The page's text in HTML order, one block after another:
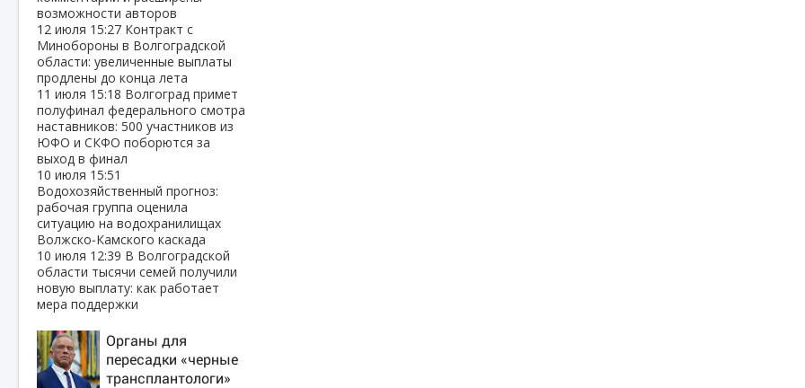
возможности авторов
12 июля 15:27 Контракт с
Минобороны в Волгоградской
области: увеличенные выплаты
продлены до конца лета
11 июля 15:18 Волгоград примет
полуфинал федерального смотра
наставников: 500 участников из
ЮФО и СКФО поборются за
выход в финал
10 июля 15:51
Водохозяйственный прогноз:
рабочая группа оценила
ситуацию на водохранилищах
Волжско‑Камского каскада
10 июля 12:39 В Волгоградской
области тысячи семей получили
новую выплату: как работает
мера поддержки
Органы для
пересадки «черные
трансплантологи»